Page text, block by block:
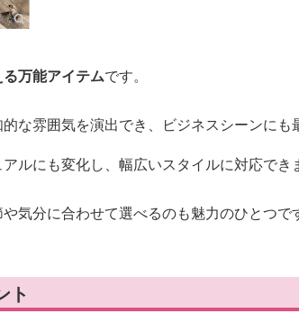
万能アイテムです。
な雰囲気を演出でき、ビジネスシーンにも
ルにも変化し、幅広いスタイルに対応でき
気分に合わせて選べるのも魅力のひとつで
ト